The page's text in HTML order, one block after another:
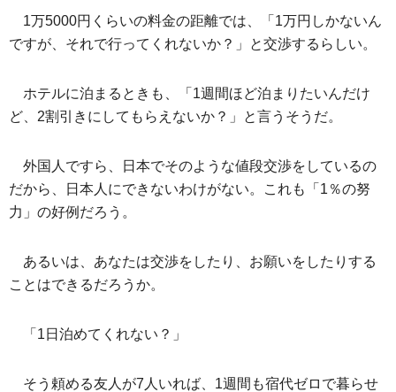
1万5000円くらいの料金の距離では、「1万円しかないん
ですが、それで行ってくれないか？」と交渉するらしい。
ホテルに泊まるときも、「1週間ほど泊まりたいんだけ
ど、2割引きにしてもらえないか？」と言うそうだ。
外国人ですら、日本でそのような値段交渉をしているの
だから、日本人にできないわけがない。これも「1％の努
力」の好例だろう。
あるいは、あなたは交渉をしたり、お願いをしたりする
ことはできるだろうか。
「1日泊めてくれない？」
そう頼める友人が7人いれば、1週間も宿代ゼロで暮らせ